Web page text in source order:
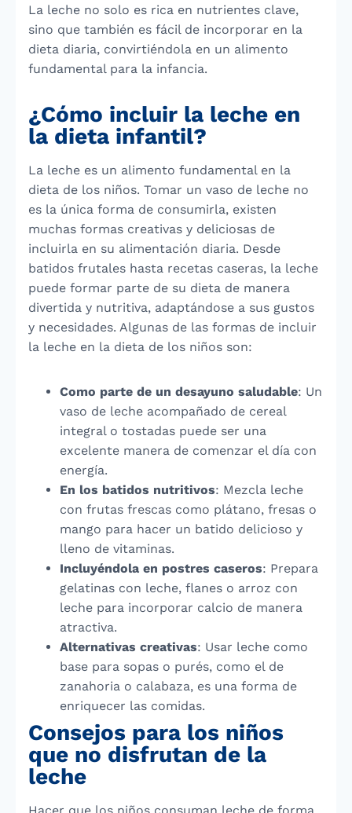
La leche no solo es rica en nutrientes clave,
sino que también es fácil de incorporar en la
dieta diaria, convirtiéndola en un alimento
fundamental para la infancia.
¿Cómo incluir la leche en
la dieta infantil?
La leche es un alimento fundamental en la
dieta de los niños. Tomar un vaso de leche no
es la única forma de consumirla, existen
muchas formas creativas y deliciosas de
incluirla en su alimentación diaria. Desde
batidos frutales hasta recetas caseras, la leche
puede formar parte de su dieta de manera
divertida y nutritiva, adaptándose a sus gustos
y necesidades. Algunas de las formas de incluir
la leche en la dieta de los niños son:
Como parte de un desayuno saludable: Un
vaso de leche acompañado de cereal
integral o tostadas puede ser una
excelente manera de comenzar el día con
energía.
En los batidos nutritivos: Mezcla leche
con frutas frescas como plátano, fresas o
mango para hacer un batido delicioso y
lleno de vitaminas.
Incluyéndola en postres caseros: Prepara
gelatinas con leche, flanes o arroz con
leche para incorporar calcio de manera
atractiva.
Alternativas creativas: Usar leche como
base para sopas o purés, como el de
zanahoria o calabaza, es una forma de
enriquecer las comidas.
Consejos para los niños
que no disfrutan de la
leche